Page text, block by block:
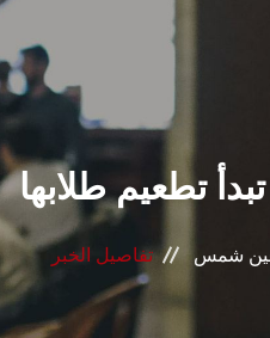
عن الجامعة
القطاعـات
الشئون الأكاديمية
البحث العلمي
الرعاية الصحية
تطعيم طلابها
عين شمس تفاصيل الخبر